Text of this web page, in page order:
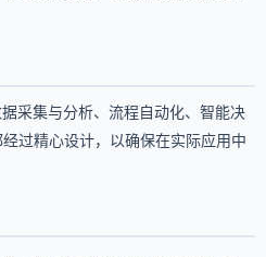
采集与分析、流程自动化、智能决
过精心设计，以确保在实际应用中